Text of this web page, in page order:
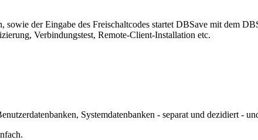
sowie der Eingabe des Freischaltcodes startet DBSave mit dem
Verbindungstest, Remote-Client-Installation etc.
Systemdatenbanken - separat und dezidiert -